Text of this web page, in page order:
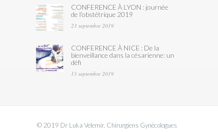
CONFERENCE À LYON : journée
de l’obstétrique 2019
23 septembre 2019
CONFERENCE À NICE : De la
bienveillance dans la césarienne: un
défi
13 septembre 2019
© 2019 Dr Luka Velemir, Chirurgiens Gynécologues